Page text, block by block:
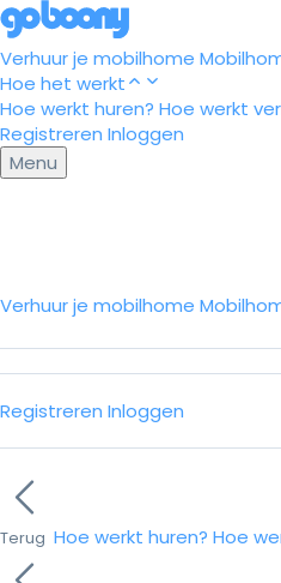
Verhuur je mobilhome
Hoe het werkt
Hoe werkt huren? Hoe werkt
Registreren Inloggen
Menu
Verhuur je mobilhome
Registreren Inloggen
Terug Hoe werkt huren? Hoe